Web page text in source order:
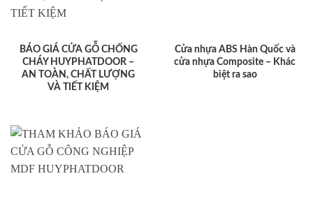
BÁO GIÁ CỬA GỖ CHỐNG
CHÁY HUYPHATDOOR –
AN TOÀN, CHẤT LƯỢNG
VÀ TIẾT KIỆM
Cửa nhựa ABS Hàn Quốc và
cửa nhựa Composite – Khác
biệt ra sao